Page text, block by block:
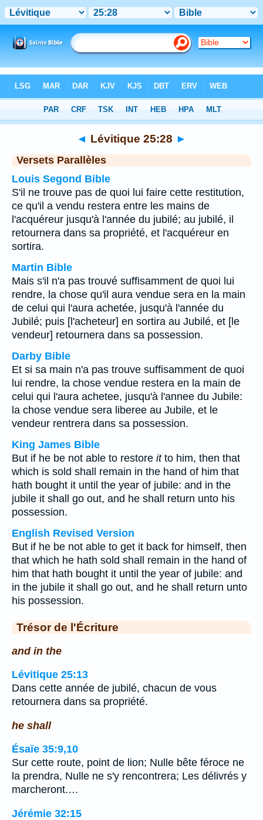
Chapitre 25 > Verset 28
◄ Lévitique 25:28 ►
Versets Parallèles
Louis Segond Bible
S'il ne trouve pas de quoi lui faire cette restitution,
ce qu'il a vendu restera entre les mains de
l'acquéreur jusqu'à l'année du jubilé; au jubilé, il
retournera dans sa propriété, et l'acquéreur en
sortira.
Martin Bible
Mais s'il n'a pas trouvé suffisamment de quoi lui
rendre, la chose qu'il aura vendue sera en la main
de celui qui l'aura achetée, jusqu'à l'année du
Jubilé; puis [l'acheteur] en sortira au Jubilé, et [le
vendeur] retournera dans sa possession.
Darby Bible
Et si sa main n'a pas trouve suffisamment de quoi
lui rendre, la chose vendue restera en la main de
celui qui l'aura achetee, jusqu'à l'annee du Jubile:
la chose vendue sera liberee au Jubile, et le
vendeur rentrera dans sa possession.
King James Bible
But if he be not able to restore itto him, then that
which is sold shall remain in the hand of him that
hath bought it until the year of jubile: and in the
jubile it shall go out, and he shall return unto his
possession.
English Revised Version
But if he be not able to get it back for himself, then
that which he hath sold shall remain in the hand of
him that hath bought it until the year of jubile: and
in the jubile it shall go out, and he shall return unto
his possession.
Trésor de l'Écriture
and in the
Lévitique 25:13
Dans cette année de jubilé, chacun de vous
retournera dans sa propriété.
he shall
Ésaïe 35:9,10
Sur cette route, point de lion; Nulle bête féroce ne
la prendra, Nulle ne s'y rencontrera; Les délivrés y
marcheront.…
Jérémie 32:15